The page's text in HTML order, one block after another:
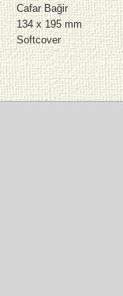
Cafar Bağir
134 x 195 mm
Softcover